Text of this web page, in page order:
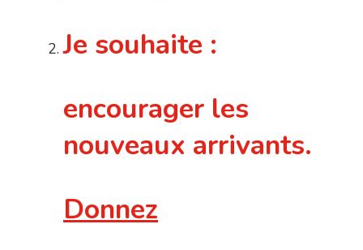
Je souhaite :
encourager les
nouveaux arrivants.
Donnez